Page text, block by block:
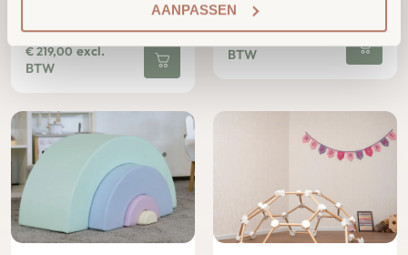
AANPASSEN
dlg
€219,00 excl.
BTW
Baby Gym Set 9-dlg
€275,00 excl.
BTW